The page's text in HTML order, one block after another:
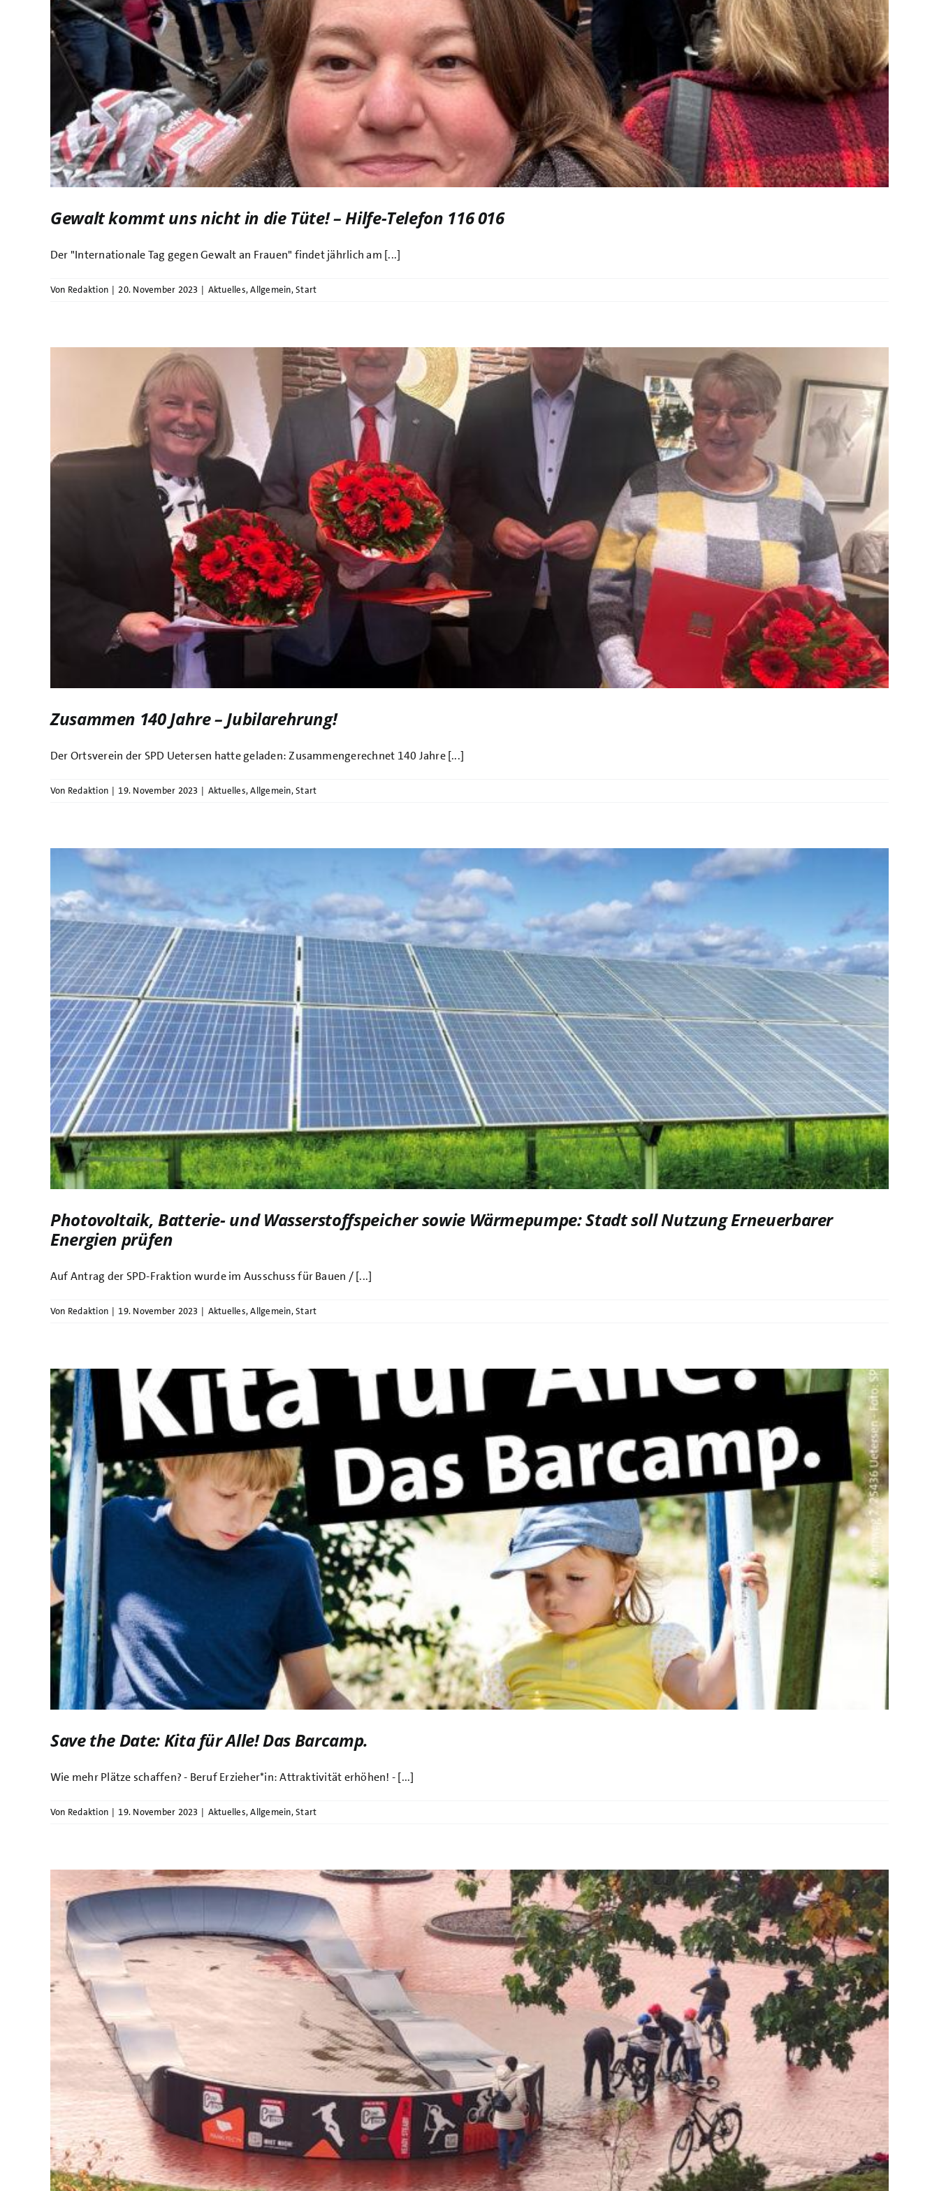
Gewalt kommt uns nicht in die Tüte! – Hilfe-Telefon 116 016
Der "Internationale Tag gegen Gewalt an Frauen" findet jährlich am [...]
Von Redaktion | 20. November 2023 | Aktuelles,Allgemein,Start
Zusammen 140 Jahre – Jubilarehrung!
Der Ortsverein der SPD Uetersen hatte geladen: Zusammengerechnet 140 Jahre [...]
Von Redaktion | 19. November 2023 | Aktuelles,Allgemein,Start
Photovoltaik, Batterie- und Wasserstoffspeicher sowie Wärmepumpe: Stadt soll Nutzung Erneuerbarer
Energien prüfen
Auf Antrag der SPD-Fraktion wurde im Ausschuss für Bauen / [...]
Von Redaktion | 19. November 2023 | Aktuelles,Allgemein,Start
Save the Date: Kita für Alle! Das Barcamp.
Wie mehr Plätze schaffen? - Beruf Erzieher*in: Attraktivität erhöhen! - [...]
Von Redaktion | 19. November 2023 | Aktuelles,Allgemein,Start